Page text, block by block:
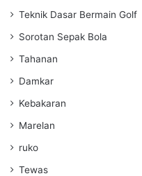
Teknik Dasar Bermain Golf
Sorotan Sepak Bola
Tahanan
Damkar
Kebakaran
Marelan
ruko
Tewas